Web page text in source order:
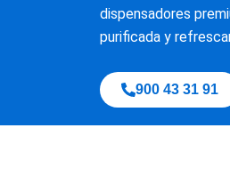
dispensadores
purificada y
900 43 31 91